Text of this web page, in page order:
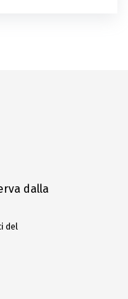
dalla
del